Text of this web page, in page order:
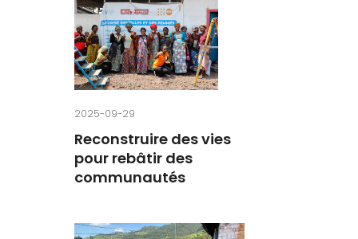
2025-09-29
Reconstruire des vies
pour rebâtir des
communautés